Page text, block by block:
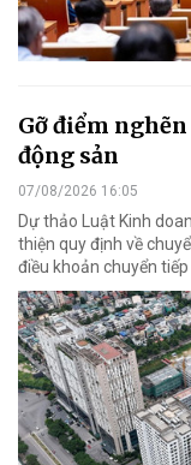
Gỡ điểm
động sản
07/08/2026 16:05
Dự thảo Luật Kinh
thiện quy định về
điều khoản chuyển